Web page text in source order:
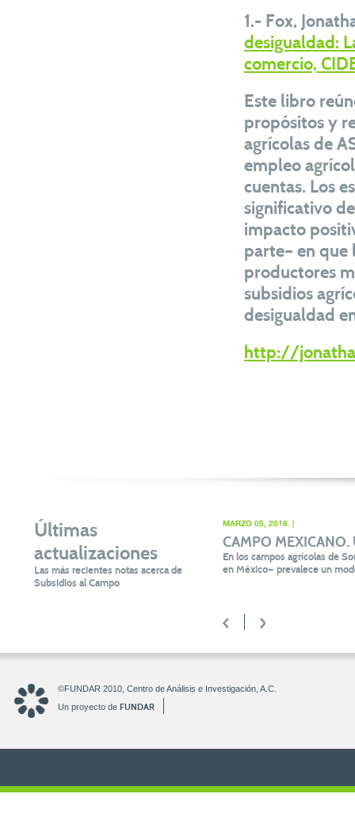
1.- Fox,
desigualdad:
comercio,
Este libro
propósitos y
agrícolas de
empleo
cuentas. Los
significativo
impacto
parte– en que
productores
subsidios
desigualdad
http://
Últimas
actualizaciones
Las más recientes notas acerca de
Subsidios al Campo
MARZO 05, 2018. |
CAMPO
En los campos agrícolas de
en México— prevalece un
< >
©FUNDAR 2010, Centro de Análisis e Investigación, A.C.
Un proyecto de FUNDAR